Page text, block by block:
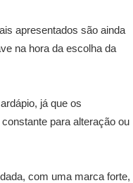
apresentados são ainda
na hora da escolha da
já que os
para alteração ou
com uma marca forte,